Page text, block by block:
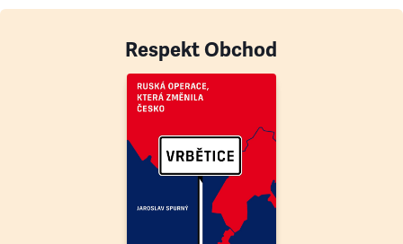
Respekt Obchod